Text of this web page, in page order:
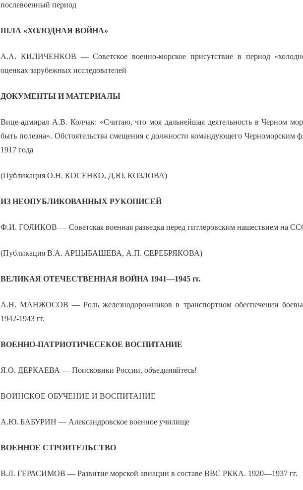
послевоенный период
ШЛА «ХОЛОДНАЯ ВОЙНА»
А.А. КИЛИЧЕНКОВ — Советское военно-морское присутствие в период
оценках зарубежных исследователей
ДОКУМЕНТЫ И МАТЕРИАЛЫ
Вице-адмирал А.В. Колчак: «Считаю, что моя дальнейшая деятельность в Черном
быть полезна». Обстоятельства смещения с должности командующего Черноморским
1917 года
(Публикация О.Н. КОСЕНКО, Д.Ю. КОЗЛОВА)
ИЗ НЕОПУБЛИКОВАННЫХ РУКОПИСЕЙ
Ф.И. ГОЛИКОВ — Советская военная разведка перед гитлеровским нашествием на
(Публикация В.А. АРЦЫБАШЕВА, А.П. СЕРЕБРЯКОВА)
ВЕЛИКАЯ ОТЕЧЕСТВЕННАЯ ВОЙНА 1941—1945 гг.
А.Н. МАНЖОСОВ — Роль железнодорожников в транспортном обеспечении
1942-1943 гг.
ВОЕННО-ПАТРИОТИЧЕСЕКОЕ ВОСПИТАНИЕ
Я.О. ДЕРКАЕВА — Поисковики России, объединяйтесь!
ВОИНСКОЕ ОБУЧЕНИЕ И ВОСПИТАНИЕ
А.Ю. БАБУРИН — Александровское военное училище
ВОЕННОЕ СТРОИТЕЛЬСТВО
В.Л. ГЕРАСИМОВ — Развитие морской авиации в составе ВВС РККА. 1920—1937 гг.